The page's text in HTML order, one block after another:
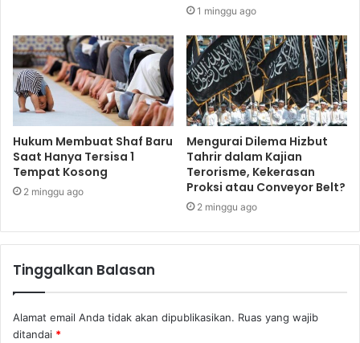
1 minggu ago
Hukum Membuat Shaf Baru
Saat Hanya Tersisa 1
Tempat Kosong
2 minggu ago
Mengurai Dilema Hizbut
Tahrir dalam Kajian
Terorisme, Kekerasan
Proksi atau Conveyor Belt?
2 minggu ago
Tinggalkan Balasan
Alamat email Anda tidak akan dipublikasikan. Ruas yang wajib
ditandai *